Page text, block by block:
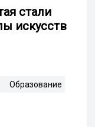
стали
искусств
Образование